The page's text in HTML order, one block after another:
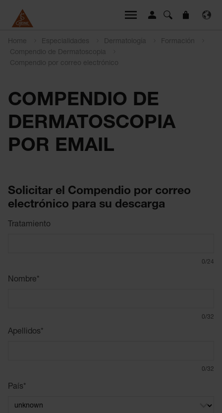
Home Especialidades Dermatología
Formación
Compendio de Dermatoscopia
Compendio por correo electrónico
COMPENDIO DE
DERMATOSCOPIA
POR EMAIL
Solicitar el Compendio por correo
electrónico para su descarga
Tratamiento
0/24
Nombre*
0/32
Apellidos*
0/32
País*